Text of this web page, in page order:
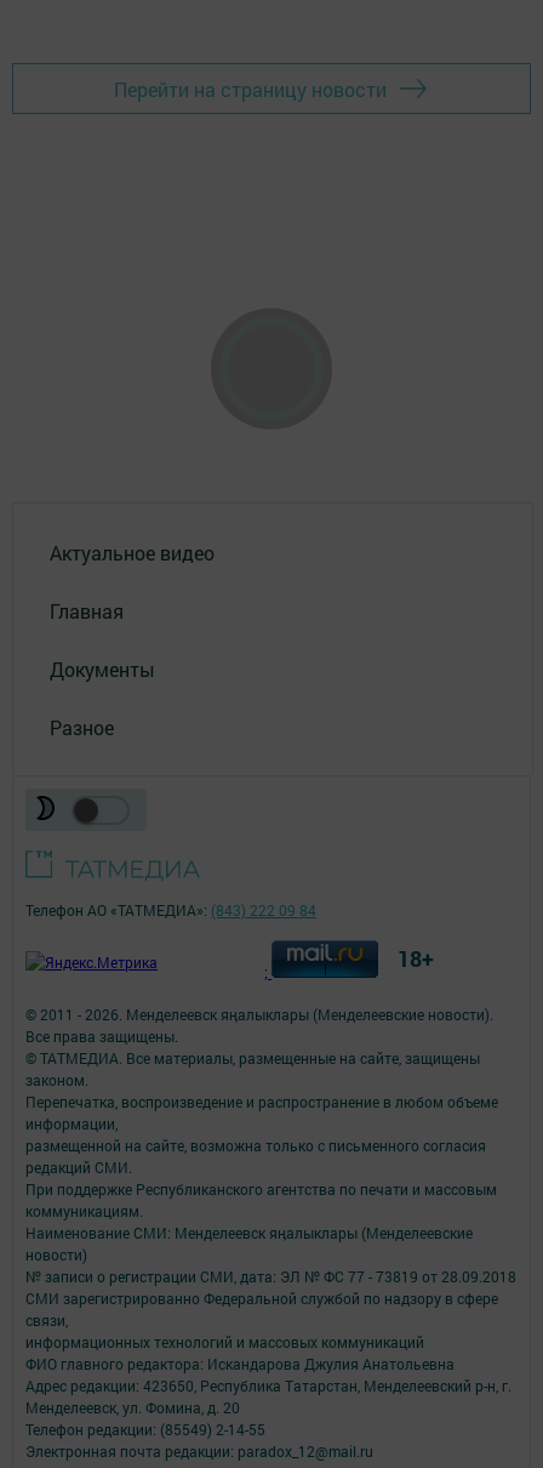
Перейти на страницу новости
Актуальное видео
Главная
Документы
Разное
© 2011 - 2026. Менделеевск яӊалыклары (Менделеевские новости).
Все права защищены.
© ТАТМЕДИА. Все материалы, размещенные на сайте, защищены
законом.
Перепечатка, воспроизведение и распространение в любом объеме
информации,
размещенной на сайте, возможна только с письменного согласия
редакций СМИ.
При поддержке Республиканского агентства по печати и массовым
коммуникациям.
Наименование СМИ: Менделеевск яӊалыклары (Менделеевские
новости)
№ записи о регистрации СМИ, дата: ЭЛ № ФС 77 - 73819 от 28.09.2018
СМИ зарегистрированно Федеральной службой по надзору в сфере
связи,
информационных технологий и массовых коммуникаций
ФИО главного редактора: Искандарова Джулия Анатольевна
Адрес редакции: 423650, Республика Татарстан, Менделеевский р-н, г.
Менделеевск, ул. Фомина, д. 20
Телефон редакции: (85549) 2-14-55
Электронная почта редакции: paradox_12@mail.ru
Телефон АО «ТАТМЕДИА»: (843) 222 09 84
; 18+